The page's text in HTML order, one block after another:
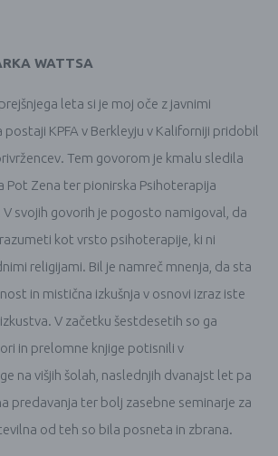
WATTSA
leta si je moj oče z javnimi
KPFA v Berkleyju v Kaliforniji pridobil
Tem govorom je kmalu sledila
Pot Zena ter pionirska Psihoterapija
svojih govorih je pogosto namigoval, da
kot vrsto psihoterapije, ki ni
religijami. Bil je namreč mnenja, da sta
in mistična izkušnja v osnovi izraz iste
V začetku šestdesetih so ga
in prelomne knjige potisnili v
na višjih šolah, naslednjih dvanajst let pa
predavanja ter bolj zasebne seminarje za
od teh so bila posneta in zbrana.